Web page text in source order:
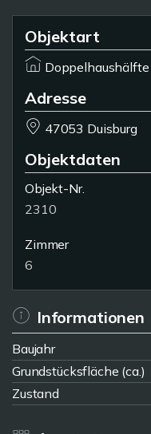
Objektart
Doppelhaushälfte
Adresse
47053 Duisburg
Objektdaten
Objekt-Nr.
2310
Zimmer
6
Informationen
Baujahr
Grundstücksfläche (ca.)
Zustand